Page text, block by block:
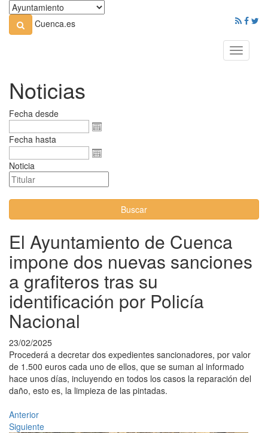
Cuenca.es
Toggle
Noticias
Fecha desde
Fecha hasta
Noticia
Buscar
El Ayuntamiento de Cuenca
impone dos nuevas sanciones
a grafiteros tras su
identificación por Policía
Nacional
23/02/2025
Procederá a decretar dos expedientes sancionadores, por valor
de 1.500 euros cada uno de ellos, que se suman al informado
hace unos días, incluyendo en todos los casos la reparación del
daño, esto es, la limpieza de las pintadas.
Anterior
Siguiente